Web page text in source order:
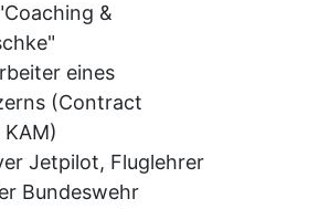
&
eines
(Contract
Jetpilot, Fluglehrer
Bundeswehr